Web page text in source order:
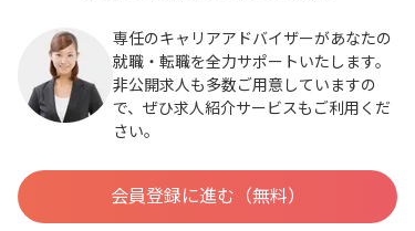
専任のキャリアアドバイザーがあなたの
就職・転職を全力サポートいたします。
非公開求人も多数ご用意していますの
で、ぜひ求人紹介サービスもご利用くだ
さい。
会員登録に進む（無料）